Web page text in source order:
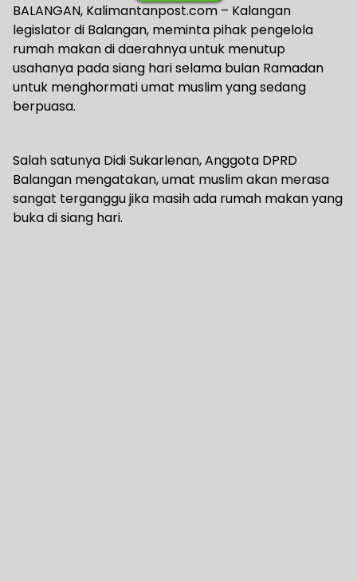
BALANGAN, Kalimantanpost.com – Kalangan
legislator di Balangan, meminta pihak pengelola
rumah makan di daerahnya untuk menutup
usahanya pada siang hari selama bulan Ramadan
untuk menghormati umat muslim yang sedang
berpuasa.
Salah satunya Didi Sukarlenan, Anggota DPRD
Balangan mengatakan, umat muslim akan merasa
sangat terganggu jika masih ada rumah makan yang
buka di siang hari.